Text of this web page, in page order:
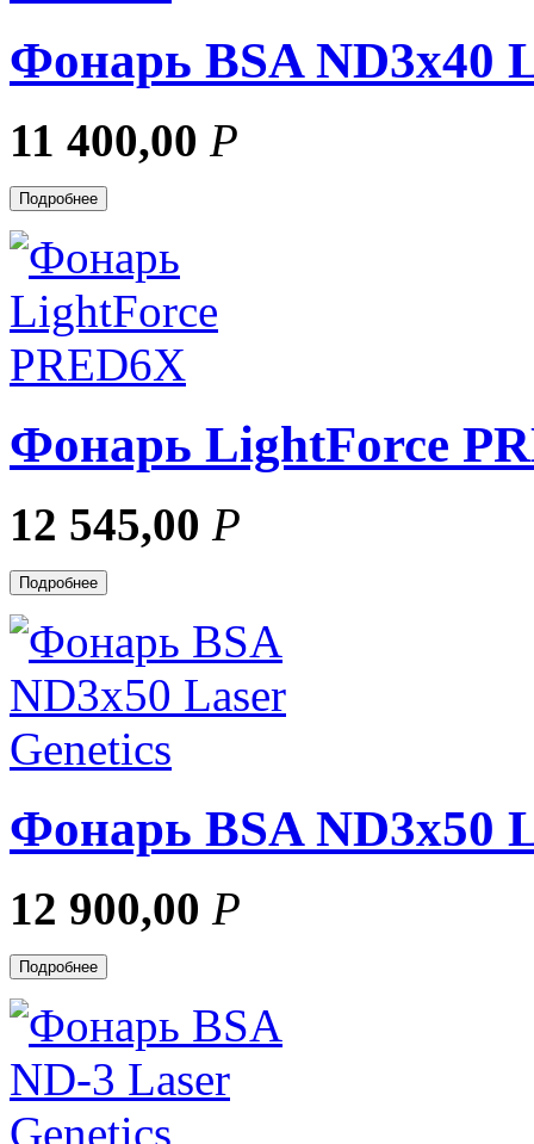
Фонарь BSA ND3x40
11 400,00 Р
Подробнее
Фонарь LightForce
12 545,00 Р
Подробнее
Фонарь BSA ND3x50
12 900,00 Р
Подробнее